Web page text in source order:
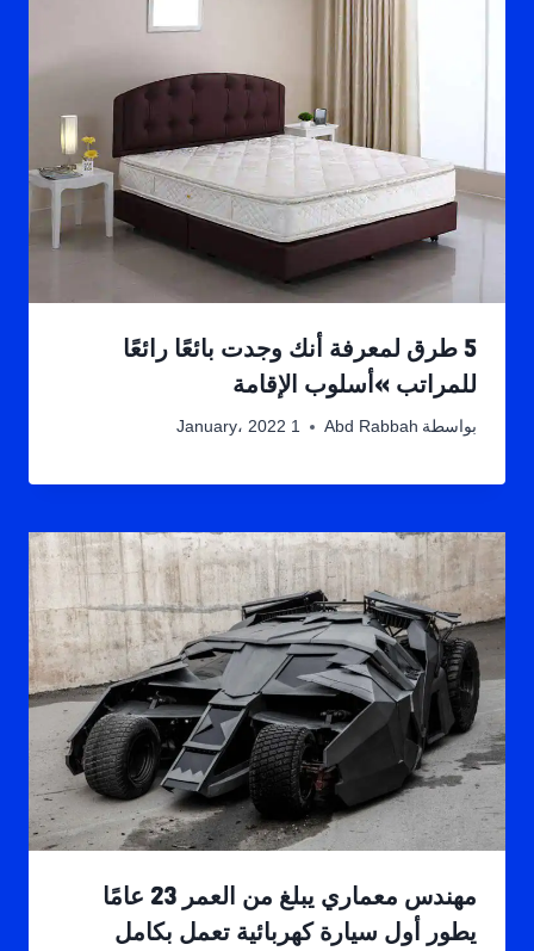
5 طرق لمعرفة أنك وجدت بائعًا رائعًا
للمراتب »أسلوب الإقامة
بواسطة Abd Rabbah 1 January، 2022
مهندس معماري يبلغ من العمر 23 عامًا
يطور أول سيارة كهربائية تعمل بكامل